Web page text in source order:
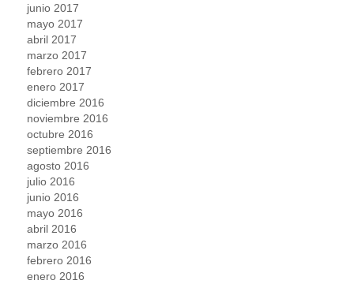
junio 2017
mayo 2017
abril 2017
marzo 2017
febrero 2017
enero 2017
diciembre 2016
noviembre 2016
octubre 2016
septiembre 2016
agosto 2016
julio 2016
junio 2016
mayo 2016
abril 2016
marzo 2016
febrero 2016
enero 2016